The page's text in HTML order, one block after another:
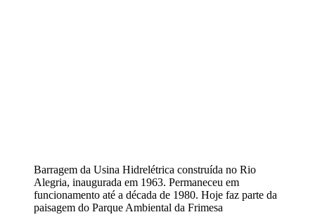
Barragem da Usina Hidrelétrica construída no Rio
Alegria, inaugurada em 1963. Permaneceu em
funcionamento até a década de 1980. Hoje faz parte da
paisagem do Parque Ambiental da Frimesa